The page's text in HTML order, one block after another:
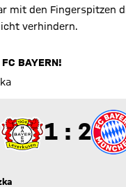
mit den Fingerspitzen
verhindern.
FC BAYERN!
1 zu 2
1 : 2